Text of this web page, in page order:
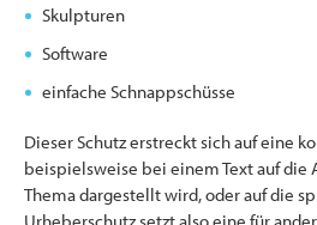
Skulpturen
Software
einfache Schnappschüsse
Dieser Schutz erstreckt sich auf eine
beispielsweise bei einem Text auf die
Thema dargestellt wird, oder auf die
Urheberschutz setzt also eine für